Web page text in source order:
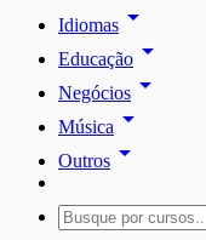
Idiomas arrow_drop_down
Educação arrow_drop_down
Negócios arrow_drop_down
Música arrow_drop_down
Outros arrow_drop_down